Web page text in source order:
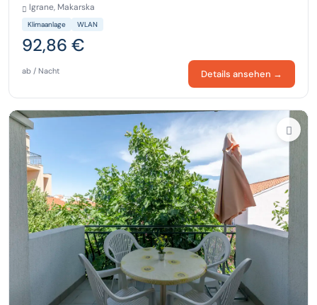
Igrane, Makarska
Klimaanlage WLAN
92,86 €
ab / Nacht Details ansehen →